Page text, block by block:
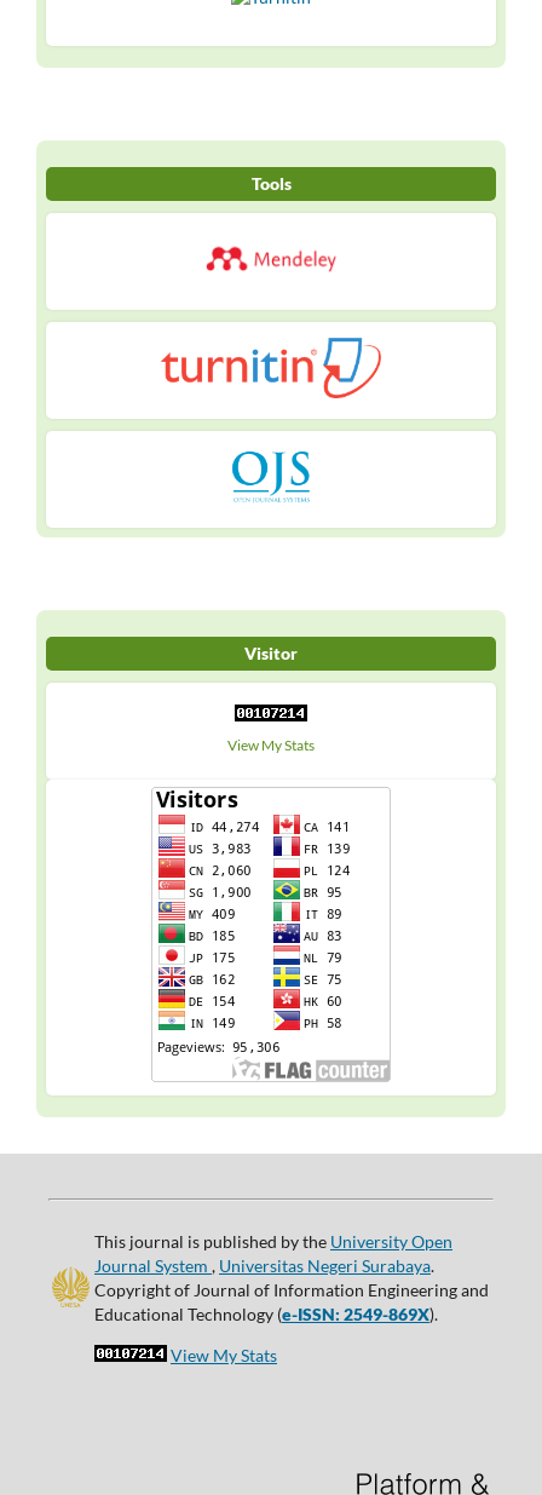
Tools
Visitor
View My Stats
This journal is published by the University Open
Journal System , Universitas Negeri Surabaya.
Copyright of Journal of Information Engineering and
Educational Technology (e-ISSN: 2549-869X).
View My Stats